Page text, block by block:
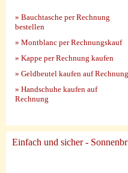
» Bauchtasche per Rechnung
bestellen
» Montblanc per Rechnungskauf
» Kappe per Rechnung kaufen
» Geldbeutel kaufen auf Rechnung
» Handschuhe kaufen auf
Rechnung
Einfach und sicher -